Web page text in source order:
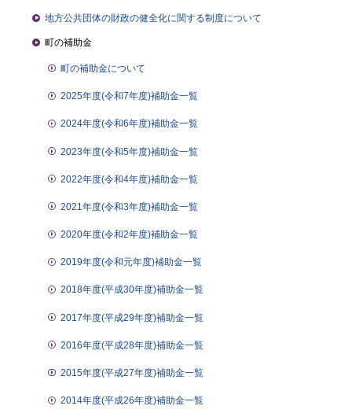
地方公共団体の財政の健全化に関する制度について
町の補助金
町の補助金について
2025年度(令和7年度)補助金一覧
2024年度(令和6年度)補助金一覧
2023年度(令和5年度)補助金一覧
2022年度(令和4年度)補助金一覧
2021年度(令和3年度)補助金一覧
2020年度(令和2年度)補助金一覧
2019年度(令和元年度)補助金一覧
2018年度(平成30年度)補助金一覧
2017年度(平成29年度)補助金一覧
2016年度(平成28年度)補助金一覧
2015年度(平成27年度)補助金一覧
2014年度(平成26年度)補助金一覧